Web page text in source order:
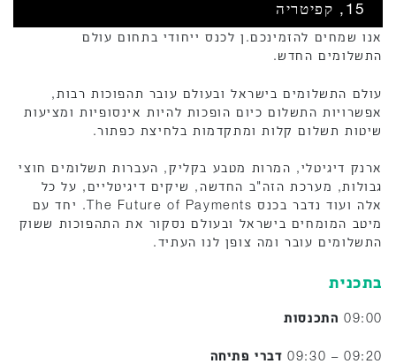
15, קפיטריה
אנו שמחים להזמינכם.ן לכנס ייחודי בתחום עולם
התשלומים החדש.
עולם התשלומים בישראל ובעולם עובר תהפוכות רבות,
אפשרויות התשלום כיום הופכות להיות אינסופיות ומציעות
שיטות תשלום קלות ומתקדמות בלחיצת כפתור.
ארנק דיגיטלי, המרות מטבע בקליק, העברות תשלומים חוצי
גבולות, מערכת הזה"ב החדשה, שיקים דיגיטליים, על כל
אלה ועוד נדבר בכנס The Future of Payments. יחד עם
מיטב המומחים בישראל ובעולם נסקור את התהפוכות ששוק
התשלומים עובר ומה צופן לנו העתיד.
בתכנית
09:00 התכנסות
09:20 – 09:30 דברי פתיחה